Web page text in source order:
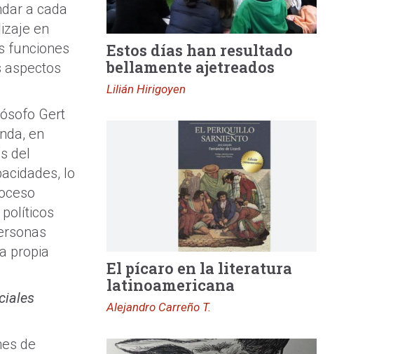
a cada
en
funciones
aspectos
Gert
en
del
lo
propia
de
Estos días han resultado
bellamente ajetreados
Lilián Hirigoyen
El pícaro en la literatura
latinoamericana
Alejandro Carreño T.